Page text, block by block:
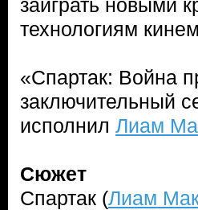
заиграть новыми
технологиям
«Спартак: Война
заключительный
исполнил Лиам
Сюжет
Спартак (Лиам